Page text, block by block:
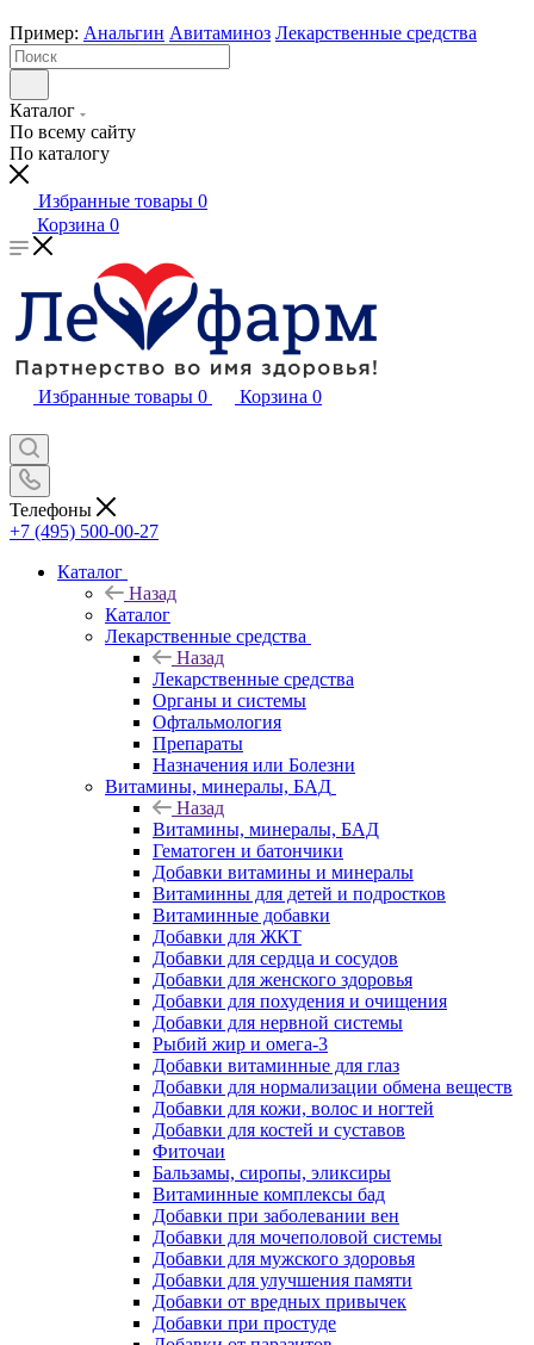
Пример: Анальгин Авитаминоз Лекарственные средства
Каталог
По всему сайту
По каталогу
Избранные товары 0
Корзина 0
Избранные товары 0 Корзина 0
Телефоны
+7 (495) 500-00-27
Каталог
Назад
Каталог
Лекарственные средства
Назад
Лекарственные средства
Органы и системы
Офтальмология
Препараты
Назначения или Болезни
Витамины, минералы, БАД
Назад
Витамины, минералы, БАД
Гематоген и батончики
Добавки витамины и минералы
Витаминны для детей и подростков
Витаминные добавки
Добавки для ЖКТ
Добавки для сердца и сосудов
Добавки для женского здоровья
Добавки для похудения и очищения
Добавки для нервной системы
Рыбий жир и омега-3
Добавки витаминные для глаз
Добавки для нормализации обмена веществ
Добавки для кожи, волос и ногтей
Добавки для костей и суставов
Фиточаи
Бальзамы, сиропы, эликсиры
Витаминные комплексы бад
Добавки при заболевании вен
Добавки для мочеполовой системы
Добавки для мужского здоровья
Добавки для улучшения памяти
Добавки от вредных привычек
Добавки при простуде